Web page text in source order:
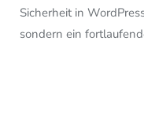
Sicherheit in
sondern ein